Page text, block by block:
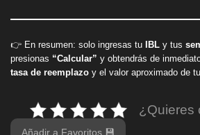
👉 En resumen: solo ingresas tu IBL y tus
presionas “Calcular” y obtendrás de
tasa de reemplazo y el valor aproximado de tu
¿Quieres
Añadir a Favoritos 💾